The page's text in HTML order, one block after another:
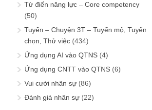
Từ điển năng lực – Core competency
(50)
Tuyển – Chuyện 3T – Tuyển mộ, Tuyển
chọn, Thử việc (434)
Ứng dụng AI vào QTNS (4)
Ứng dụng CNTT vào QTNS (6)
Vui cười nhân sự (86)
Đánh giá nhân sự (22)